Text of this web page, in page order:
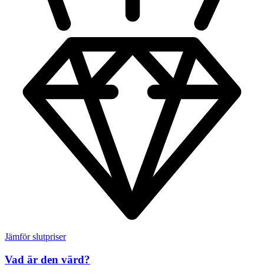
Jämför slutpriser
Vad är den värd?